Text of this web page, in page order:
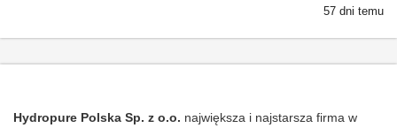
57 dni temu
Hydropure Polska Sp. z o.o. największa i najstarsza firma w